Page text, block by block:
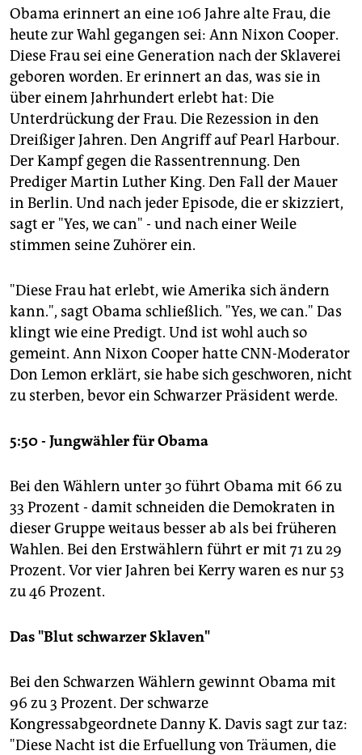
Obama erinnert an eine 106 Jahre alte Frau, die
heute zur Wahl gegangen sei: Ann Nixon Cooper.
Diese Frau sei eine Generation nach der Sklaverei
geboren worden. Er erinnert an das, was sie in
über einem Jahrhundert erlebt hat: Die
Unterdrückung der Frau. Die Rezession in den
Dreißiger Jahren. Den Angriff auf Pearl Harbour.
Der Kampf gegen die Rassentrennung. Den
Prediger Martin Luther King. Den Fall der Mauer
in Berlin. Und nach jeder Episode, die er skizziert,
sagt er "Yes, we can" - und nach einer Weile
stimmen seine Zuhörer ein.
"Diese Frau hat erlebt, wie Amerika sich ändern
kann.", sagt Obama schließlich. "Yes, we can." Das
klingt wie eine Predigt. Und ist wohl auch so
gemeint. Ann Nixon Cooper hatte CNN-Moderator
Don Lemon erklärt, sie habe sich geschworen, nicht
zu sterben, bevor ein Schwarzer Präsident werde.
5:50 - Jungwähler für Obama
Bei den Wählern unter 30 führt Obama mit 66 zu
33 Prozent - damit schneiden die Demokraten in
dieser Gruppe weitaus besser ab als bei früheren
Wahlen. Bei den Erstwählern führt er mit 71 zu 29
Prozent. Vor vier Jahren bei Kerry waren es nur 53
zu 46 Prozent.
Das "Blut schwarzer Sklaven"
Bei den Schwarzen Wählern gewinnt Obama mit
96 zu 3 Prozent. Der schwarze
Kongressabgeordnete Danny K. Davis sagt zur taz:
"Diese Nacht ist die Erfuellung von Träumen, die